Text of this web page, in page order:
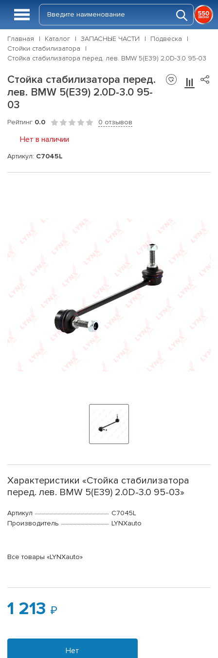
Главная Каталог ЗАПАСНЫЕ ЧАСТИ
Подвеска
Стойки стабилизатора
Стойка стабилизатора перед. лев. BMW 5(E39) 2.0D-3.0 95-03
Стойка стабилизатора перед.
лев. BMW 5(E39) 2.0D-3.0 95-
03
Рейтинг 0.0 0 отзывов
Нет в наличии
Артикул: C7045L
Характеристики «Стойка стабилизатора
перед. лев. BMW 5(E39) 2.0D-3.0 95-03»
Артикул
C7045L
Производитель
LYNXauto
Все товары «LYNXauto»
1 213
Нет